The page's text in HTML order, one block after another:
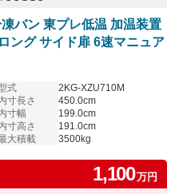
バン 東プレ低温 加温装置
ング サイド扉 6速マニュア
式
2KG-XZU710M
寸長さ
450.0cm
寸幅
199.0cm
寸高さ
191.0cm
大積載
3500kg
1,100万円